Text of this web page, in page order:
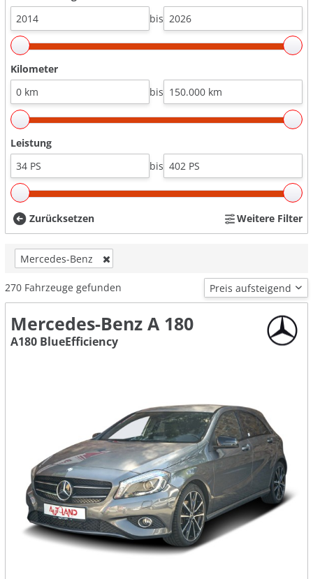
bis
Kilometer
bis
Leistung
bis
Zurücksetzen Weitere Filter
Mercedes-Benz
270 Fahrzeuge gefunden
Mercedes-Benz A 180
A180 BlueEfficiency